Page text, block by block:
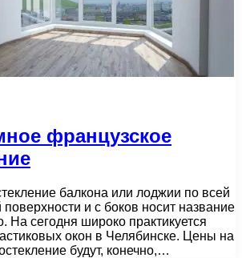
французское
балкона или лоджии по всей
и с боков носит название
На сегодня широко практикуется
окон в Челябинске. Цены на
будут, конечно,…